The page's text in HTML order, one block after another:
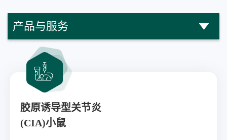
产品与服务
胶原诱导型关节炎
(CIA)小鼠